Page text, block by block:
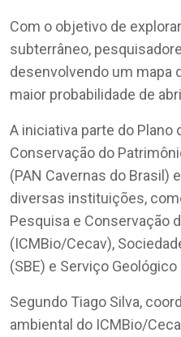
Com o objetivo de
subterrâneo,
desenvolvendo um mapa
maior probabilidade de
A iniciativa parte do Plano
Conservação do
(PAN Cavernas do Brasil)
diversas instituições,
Pesquisa e Conservação
(ICMBio/Cecav),
(SBE) e Serviço Geológico
Segundo Tiago Silva,
ambiental do ICMBio/